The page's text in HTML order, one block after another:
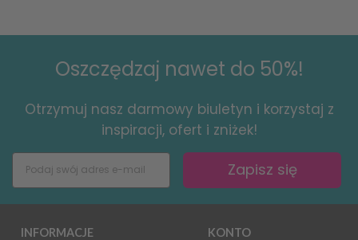
Oszczędzaj nawet do 50%!
Otrzymuj nasz darmowy biuletyn i korzystaj z
inspiracji, ofert i zniżek!
Zapisz się
INFORMACJE KONTO